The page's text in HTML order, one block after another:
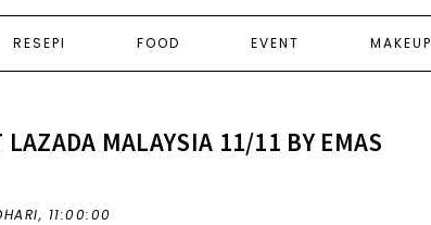
RESEPI FOOD EVENT MAKEUP
MALAYSIA 11/11 BY EMAS
11:00:00